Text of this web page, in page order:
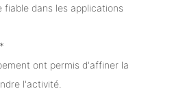
dans les applications
ont permis d'affiner la
l'activité.